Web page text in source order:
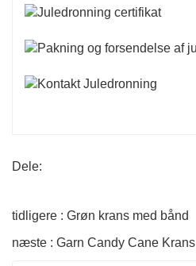
Dele:
tidligere : Grøn krans med bånd
næste : Garn Candy Cane Krans